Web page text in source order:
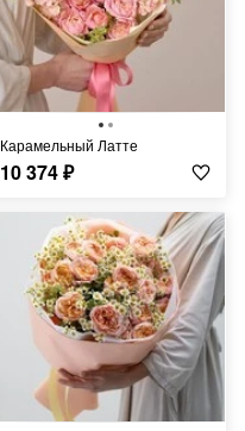
Карамельный Латте
10 374₽